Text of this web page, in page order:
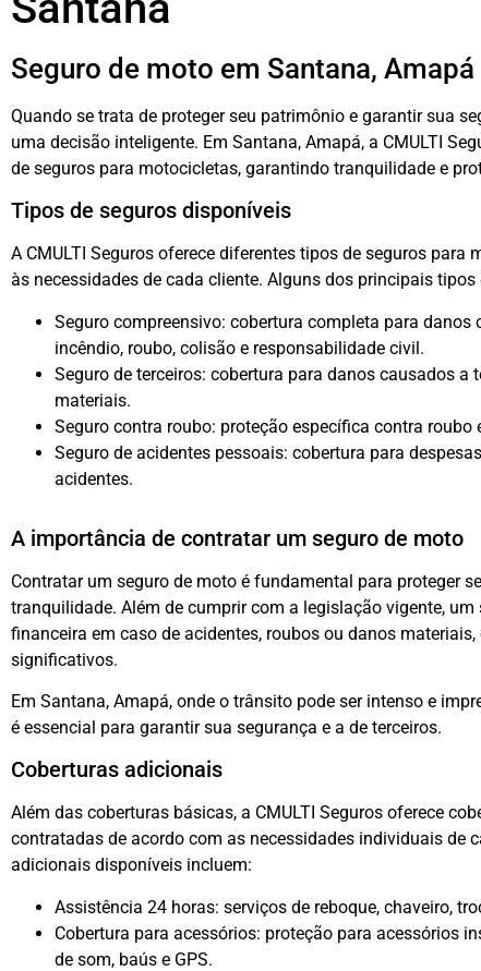
Seguro de moto em Santana, Amapá
Quando se trata de proteger seu patrimônio e garantir sua
uma decisão inteligente. Em Santana, Amapá, a CMULTI
de seguros para motocicletas, garantindo tranquilidade e
Tipos de seguros disponíveis
A CMULTI Seguros oferece diferentes tipos de seguros para
às necessidades de cada cliente. Alguns dos principais
Seguro compreensivo: cobertura completa para
incêndio, roubo, colisão e responsabilidade civil.
Seguro de terceiros: cobertura para danos causados a
materiais.
Seguro contra roubo: proteção específica contra
Seguro de acidentes pessoais: cobertura para
acidentes.
A importância de contratar um seguro de moto
Contratar um seguro de moto é fundamental para proteger
tranquilidade. Além de cumprir com a legislação vigente,
financeira em caso de acidentes, roubos ou danos
significativos.
Em Santana, Amapá, onde o trânsito pode ser intenso e
é essencial para garantir sua segurança e a de terceiros.
Coberturas adicionais
Além das coberturas básicas, a CMULTI Seguros oferece
contratadas de acordo com as necessidades individuais de
adicionais disponíveis incluem:
Assistência 24 horas: serviços de reboque, chaveiro,
Cobertura para acessórios: proteção para acessórios
de som, baús e GPS.